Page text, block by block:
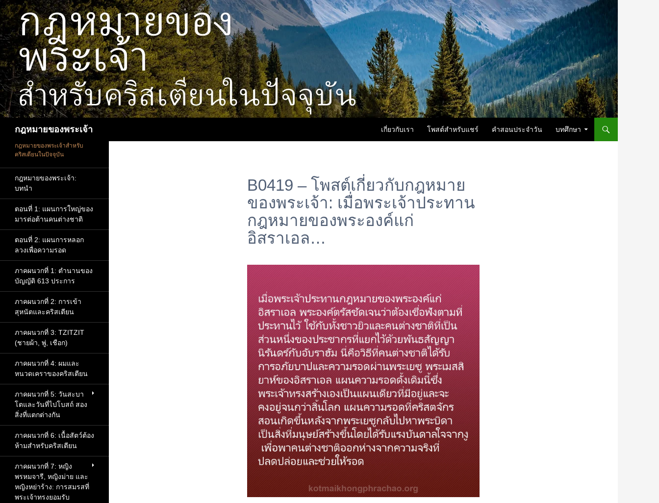
ข้าม
ไป
ยัง
เนื้อหา
กฎหมายของพระเจ้า เกี่ยวกับเรา โพสต์สำหรับแชร์ คำสอนประจำวัน บทศึกษา
B0419 – โพสต์เกี่ยวกับกฎหมาย
ของพระเจ้า: เมื่อพระเจ้าประทาน
กฎหมายของพระองค์แก่
อิสราเอล…
กฎหมายของพระเจ้าสำหรับ
คริสเตียนในปัจจุบัน
กฎหมายของพระเจ้า:
บทนำ
ตอนที่ 1: แผนการใหญ่ของ
มารต่อต้านคนต่างชาติ
ตอนที่ 2: แผนการหลอก
ลวงเพื่อความรอด
ภาคผนวกที่ 1: ตำนานของ
บัญญัติ 613 ประการ
ภาคผนวกที่ 2: การเข้า
สุหนัตและคริสเตียน
ภาคผนวกที่ 3: TZITZIT
(ชายผ้า, พู่, เชือก)
ภาคผนวกที่ 4: ผมและ
หนวดเคราของคริสเตียน
ภาคผนวกที่ 5: วันสะบา
โตและวันที่ไปโบสถ์ สอง
สิ่งที่แตกต่างกัน
ภาคผนวกที่ 6: เนื้อสัตว์ต้อง
ห้ามสำหรับคริสเตียน
ภาคผนวกที่ 7: หญิง
พรหมจารี, หญิงม่าย และ
หญิงหย่าร้าง: การสมรสที่
พระเจ้าทรงยอมรับ